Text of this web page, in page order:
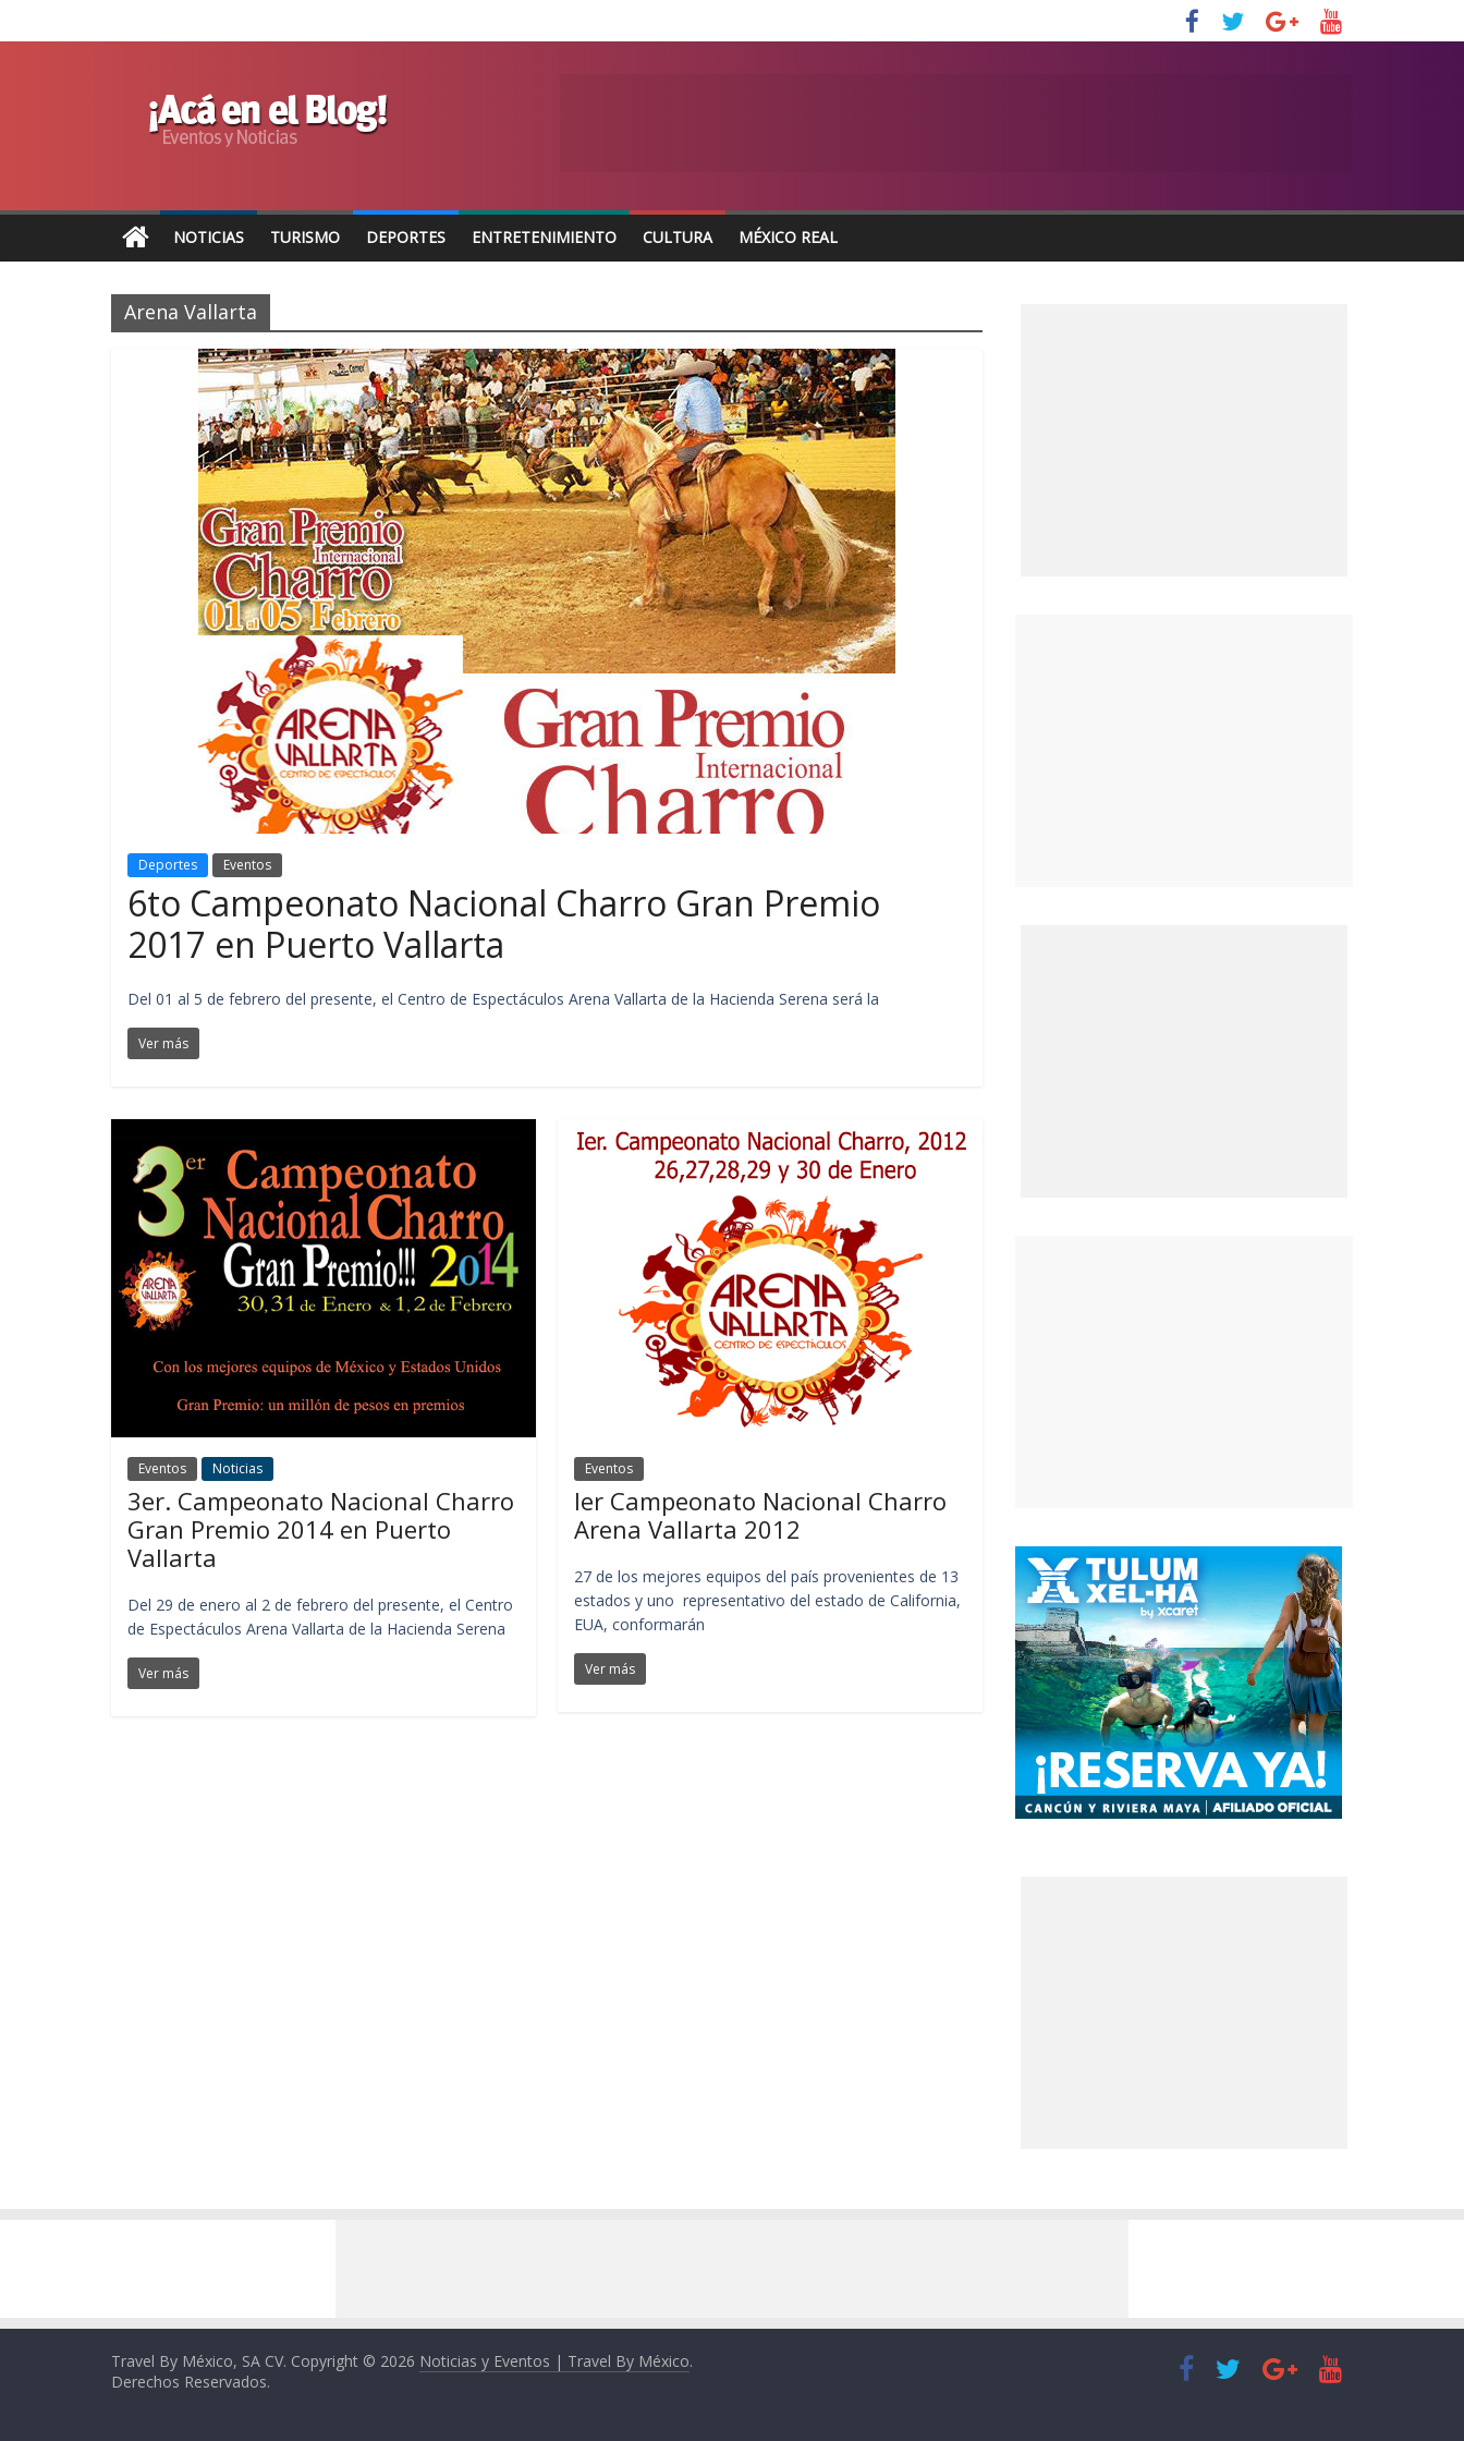
NOTICIAS TURISMO DEPORTES ENTRETENIMIENTO CULTURA MÉXICO REAL
Arena Vallarta
Deportes Eventos
6to Campeonato Nacional Charro Gran Premio
2017 en Puerto Vallarta
Del 01 al 5 de febrero del presente, el Centro de Espectáculos Arena Vallarta de la Hacienda Serena será la
Ver más
Eventos Noticias
3er. Campeonato Nacional Charro
Gran Premio 2014 en Puerto
Vallarta
Del 29 de enero al 2 de febrero del presente, el Centro
de Espectáculos Arena Vallarta de la Hacienda Serena
Ver más
Eventos
Ier Campeonato Nacional Charro
Arena Vallarta 2012
27 de los mejores equipos del país provenientes de 13
estados y uno representativo del estado de California,
EUA, conformarán
Ver más
Travel By México, SA CV. Copyright © 2026 Noticias y Eventos | Travel By México.
Derechos Reservados.